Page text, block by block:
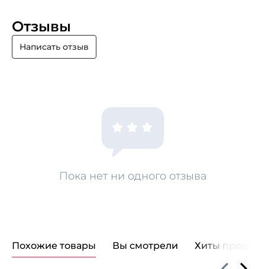
Отзывы
Написать отзыв
Пока нет ни одного отзыва
Похожие товары Вы смотрели Хиты продаж